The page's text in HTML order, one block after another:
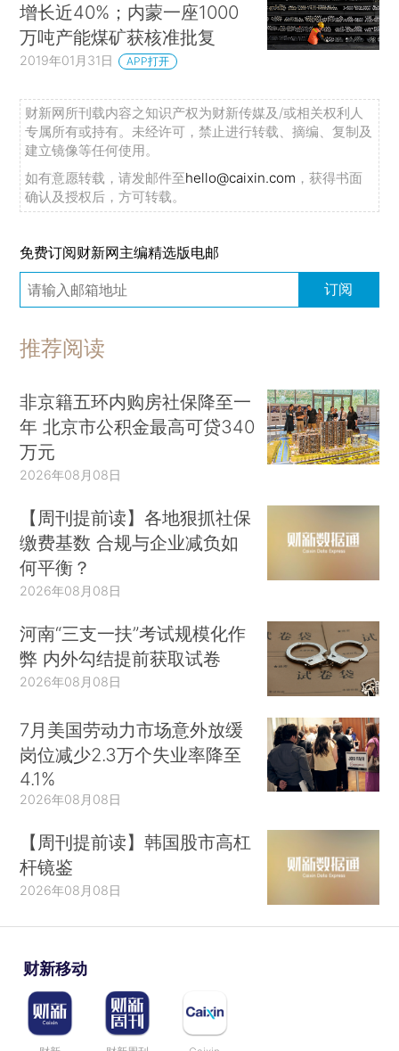
增长近40%；内蒙一座1000
万吨产能煤矿获核准批复
2019年01月31日 APP打开
财新网所刊载内容之知识产权为财新传媒及/或相关权利人
专属所有或持有。未经许可，禁止进行转载、摘编、复制及
建立镜像等任何使用。
如有意愿转载，请发邮件至hello@caixin.com ，获得书面
确认及授权后，方可转载。
免费订阅财新网主编精选版电邮
订阅
推荐阅读
非京籍五环内购房社保降至一
年 北京市公积金最高可贷340
万元
2026年08月08日
【周刊提前读】各地狠抓社保
缴费基数 合规与企业减负如
何平衡？
2026年08月08日
河南“三支一扶”考试规模化作
弊 内外勾结提前获取试卷
2026年08月08日
7月美国劳动力市场意外放缓
岗位减少2.3万个失业率降至
4.1%
2026年08月08日
【周刊提前读】韩国股市高杠
杆镜鉴
2026年08月08日
财新移动